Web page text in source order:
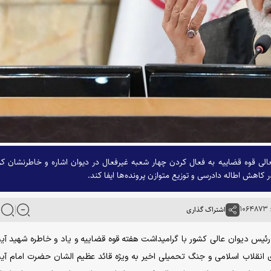
قوه قضاییه به فعال کردن چهار شعبه غیرفعال در دیوان اشاره و خاطرنشان
اطاله دادرسی و توزیع متوازن پرونده‌ها ایفا کند.
اشتراک گذاری
دیوان عالی کشور با گرامیداشت هفته قوه قضاییه و یاد و خاطره شهید
همه شهدای انقلاب اسلامی و جنگ تحمیلی اخیر به ویژه قائد عظیم الشان حضرت امام